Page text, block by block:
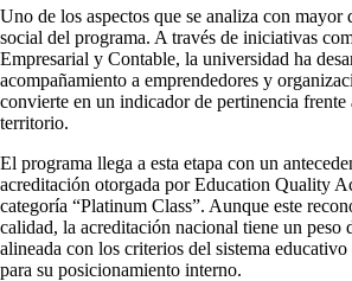
Uno de los aspectos que se analiza con mayor
social del programa. A través de iniciativas
Empresarial y Contable, la universidad ha
acompañamiento a emprendedores y
convierte en un indicador de pertinencia frente
territorio.
El programa llega a esta etapa con un
acreditación otorgada por Education Quality
categoría “Platinum Class”. Aunque este
calidad, la acreditación nacional tiene un peso
alineada con los criterios del sistema
para su posicionamiento interno.